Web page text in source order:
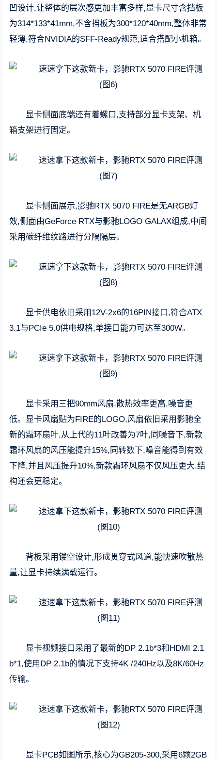
凹设计,让整体的层次感更加丰富多样,显卡尺寸含挡板
为314*133*41mm,不含挡板为300*120*40mm,整体非常
轻薄,符合NVIDIA的SFF-Ready规范,适合搭配小机箱。
显卡侧面底端还有着螺口,支持部分显卡支架、机
箱支架进行固定。
显卡侧面展示,影驰RTX 5070 FIRE是无ARGB灯
效,侧面由GeForce RTX与影驰LOGO GALAX组成,中间
采用碳纤维纹路进行分隔隔层。
显卡供电依旧采用12V-2x6的16PIN接口,符合ATX
3.1与PCIe 5.0供电规格,单接口能力可达至300W。
显卡采用三把90mm风扇,散热效率更高,噪音更
低。显卡风扇贴为FIRE的LOGO,风扇依旧采用影驰全
新的霜环扇叶,从上代的11叶改善为7叶,同噪音下,新款
霜环风扇的风压能提升15%,同转数下,噪音能得到有效
下降,并且风压提升10%,新款霜环风扇不仅风压更大,结
构还会更稳定。
背板采用镂空设计,形成贯穿式风道,能快速吹散热
量,让显卡持续满载运行。
显卡视频接口采用了最新的DP 2.1b*3和HDMI 2.1
b*1,使用DP 2.1b的情况下支持4K /240Hz以及8K/60Hz
传输。
显卡PCB如图所示,核心为GB205-300,采用6颗2GB